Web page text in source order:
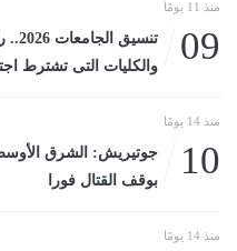
منذ 11 يومًا
09
والكليات التى تشترط
منذ 14 يومًا
10
جوتيريش: الشرق
بوقف القتال فورا
منذ 14 يومًا